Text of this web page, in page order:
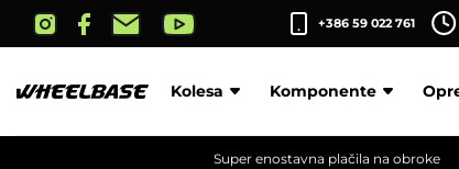
content
+386 59 022 761
Kolesa Komponente
Super enostavna plačila na obroke